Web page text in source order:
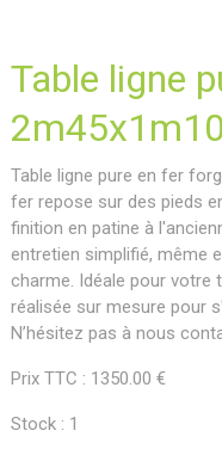
Table ligne
2m45x1m10
Table ligne pure en fer
fer repose sur des pieds
finition en patine à
entretien simplifié, même
charme. Idéale pour votre
réalisée sur mesure pour
N’hésitez pas à nous
Prix TTC : 1350.00 €
Stock : 1